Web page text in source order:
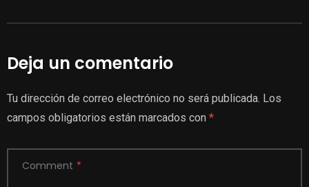
Deja un comentario
Tu dirección de correo electrónico no será publicada. Los
campos obligatorios están marcados con *
Comment *